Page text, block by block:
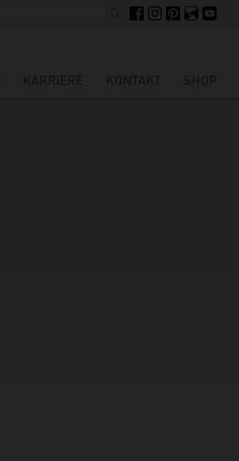
FACEBOOK
INSTAGRAM
PINTEREST
FELLIGEYOUTUBE
KARRIERE KONTAKT SHOP